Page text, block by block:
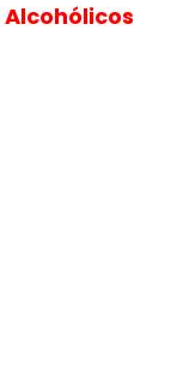
Alcohólicos